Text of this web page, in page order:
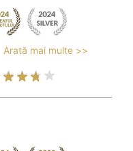
Arată mai multe >>